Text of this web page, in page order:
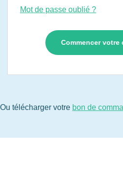
Mot de passe oublié ?
Ou télécharger votre bon de